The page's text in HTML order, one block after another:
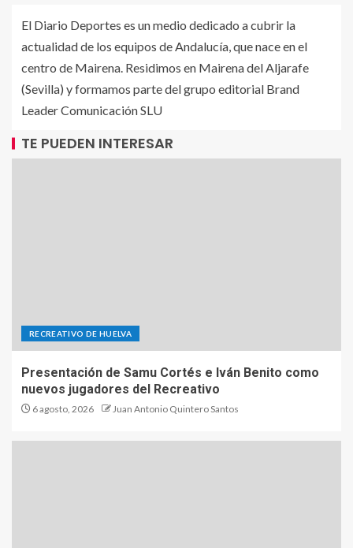
El Diario Deportes es un medio dedicado a cubrir la
actualidad de los equipos de Andalucía, que nace en el
centro de Mairena. Residimos en Mairena del Aljarafe
(Sevilla) y formamos parte del grupo editorial Brand
Leader Comunicación SLU
TE PUEDEN INTERESAR
RECREATIVO DE HUELVA
Presentación de Samu Cortés e Iván Benito como
nuevos jugadores del Recreativo
6 agosto, 2026 Juan Antonio Quintero Santos